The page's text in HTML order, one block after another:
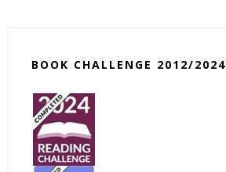
BOOK CHALLENGE 2012/2024